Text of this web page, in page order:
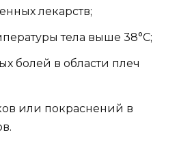
лекарств;
тела выше 38°C;
болей в области плеч
или покраснений в